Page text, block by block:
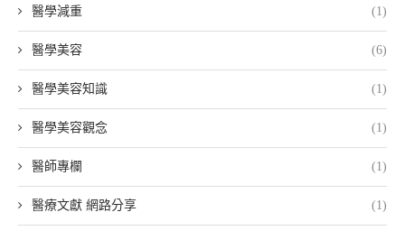
醫學減重 (1)
醫學美容 (6)
醫學美容知識 (1)
醫學美容觀念 (1)
醫師專欄 (1)
醫療文獻 網路分享 (1)